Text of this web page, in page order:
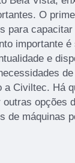
O
para
importante
e
a Civiltec. Há
outras opções
de máquinas